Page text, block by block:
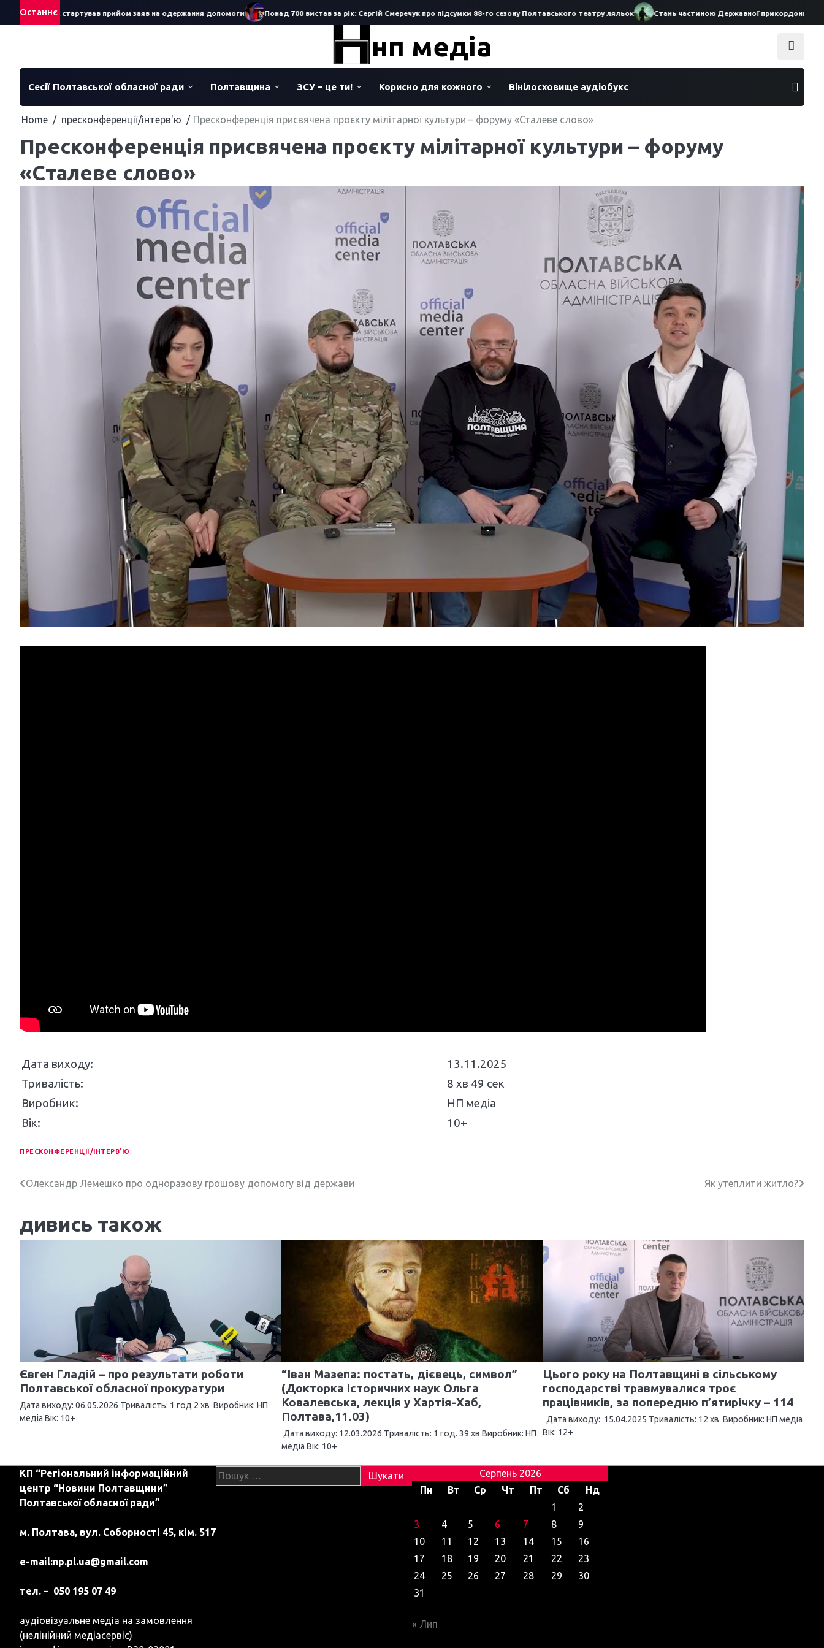
Останнє
– 2026: стартував прийом заяв на одержання допомоги Понад 700 вистав за рік: Сергій Смеречук про підсумки 88-го сезону Полтавського театру ляльок Стань частиною Державної прикордонної служби
нп медіа
Сесії Полтавської обласної ради Полтавщина ЗСУ – це ти! Корисно для кожного Вінілосховище аудіобукс
Home пресконференції/інтерв'ю Пресконференція присвячена проєкту мілітарної культури – форуму «Сталеве слово»
Пресконференція присвячена проєкту мілітарної культури – форуму
«Сталеве слово»
Дата виходу:
13.11.2025
Тривалість:
8 хв 49 сек
Виробник:
НП медіа
Вік:
10+
ПРЕСКОНФЕРЕНЦІЇ/ІНТЕРВ'Ю
Н
в
я
з
а
с
і
Олександр Лемешко про одноразову грошову допомогу від держави Як утеплити житло?
дивись також
Євген Гладій – про результати роботи
Полтавської обласної прокуратури
Дата виходу: 06.05.2026 Тривалість: 1 год 2 хв Виробник: НП
медіа Вік: 10+
“Іван Мазепа: постать, дієвець, символ”
(Докторка історичних наук Ольга
Ковалевська, лекція у Хартія-Хаб,
Полтава,11.03)
Дата виходу: 12.03.2026 Тривалість: 1 год. 39 хв Виробник: НП
медіа Вік: 10+
Цього року на Полтавщині в сільському
господарстві травмувалися троє
працівників, за попередню п’ятирічку – 114
Дата виходу: 15.04.2025 Тривалість: 12 хв Виробник: НП медіа
Вік: 12+
КП “Регіональний інформаційний
центр “Новини Полтавщини”
Полтавської обласної ради”
м. Полтава, вул. Соборності 45, кім. 517
e-mail:np.pl.ua@gmail.com
тел. – 050 195 07 49
аудіовізуальне медіа на замовлення
(нелінійний медіасервіс)
Пошук:
Серпень 2026
Пн
Вт Ср Чт Пт Сб
Нд
1
2
3
4 5 6 7 8
9
10
11 12 13 14 15
16
17
18 19 20 21 22
23
24
25 26 27 28 29
30
31
« Лип